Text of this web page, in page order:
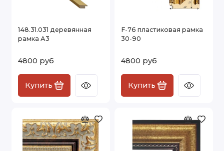
148.31.031 деревянная
рамка А3
4800 руб
Купить
F-76 пластиковая рамка
30-90
4800 руб
Купить